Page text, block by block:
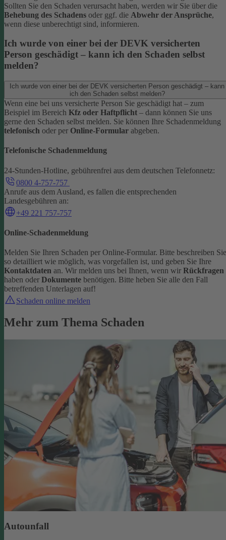
Sollten Sie den Schaden verursacht haben, werden wir Sie über die
Behebung des Schadens oder ggf. die Abwehr der Ansprüche,
wenn diese unberechtigt sind, informieren.
Ich wurde von einer bei der DEVK versicherten
Person geschädigt – kann ich den Schaden selbst
melden?
Ich wurde von einer bei der DEVK versicherten Person geschädigt – kann
ich den Schaden selbst melden?
Wenn eine bei uns versicherte Person Sie geschädigt hat – zum
Beispiel im Bereich Kfz oder Haftpflicht – dann können Sie uns
gerne den Schaden selbst melden. Sie können Ihre Schadenmeldung
telefonisch oder per Online-Formular abgeben.
Telefonische Schadenmeldung
24-Stunden-Hotline, gebührenfrei aus dem deutschen Telefonnetz:
0800 4-757-757
Anrufe aus dem Ausland, es fallen die entsprechenden
Landesgebühren an:
+49 221 757-757
Online-Schadenmeldung
Melden Sie Ihren Schaden per Online-Formular. Bitte beschreiben Sie
so detailliert wie möglich, was vorgefallen ist, und geben Sie Ihre
Kontaktdaten an. Wir melden uns bei Ihnen, wenn wir Rückfragen
haben oder Dokumente benötigen. Bitte heben Sie alle den Fall
betreffenden Unterlagen auf!
Schaden online melden
Mehr zum Thema Schaden
Autounfall